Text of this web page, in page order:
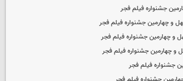
جشنواره فیلم فجر
و چهارمین جشنواره فیلم فجر
و چهارمین جشنواره فیلم فجر
و چهارمین جشنواره فیلم فجر
جشنواره فیلم فجر